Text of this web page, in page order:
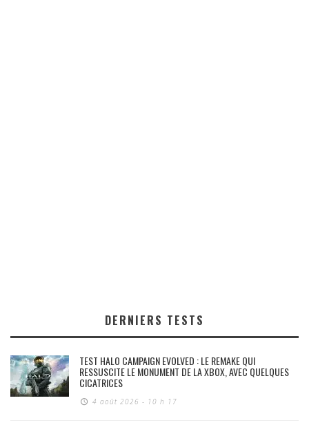
DERNIERS TESTS
TEST HALO CAMPAIGN EVOLVED : LE REMAKE QUI
RESSUSCITE LE MONUMENT DE LA XBOX, AVEC QUELQUES
CICATRICES
4 août 2026 - 10 h 17